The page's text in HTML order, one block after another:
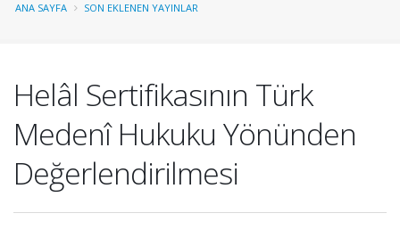
ANA SAYFA SON EKLENEN YAYINLAR
Helâl Sertifikasının Türk
Medenî Hukuku Yönünden
Değerlendirilmesi